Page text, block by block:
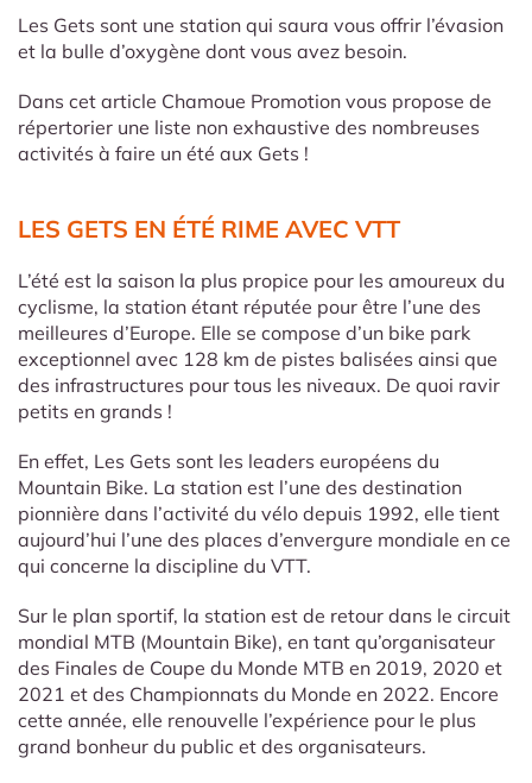
Les Gets sont une station qui saura vous offrir l’évasion
et la bulle d’oxygène dont vous avez besoin.
Dans cet article Chamoue Promotion vous propose de
répertorier une liste non exhaustive des nombreuses
activités à faire un été aux Gets !
LES GETS EN ÉTÉ RIME AVEC VTT
L’été est la saison la plus propice pour les amoureux du
cyclisme, la station étant réputée pour être l’une des
meilleures d’Europe. Elle se compose d’un bike park
exceptionnel avec 128 km de pistes balisées ainsi que
des infrastructures pour tous les niveaux. De quoi ravir
petits en grands !
En effet, Les Gets sont les leaders européens du
Mountain Bike. La station est l’une des destination
pionnière dans l’activité du vélo depuis 1992, elle tient
aujourd’hui l’une des places d’envergure mondiale en ce
qui concerne la discipline du VTT.
Sur le plan sportif, la station est de retour dans le circuit
mondial MTB (Mountain Bike), en tant qu’organisateur
des Finales de Coupe du Monde MTB en 2019, 2020 et
2021 et des Championnats du Monde en 2022. Encore
cette année, elle renouvelle l’expérience pour le plus
grand bonheur du public et des organisateurs.